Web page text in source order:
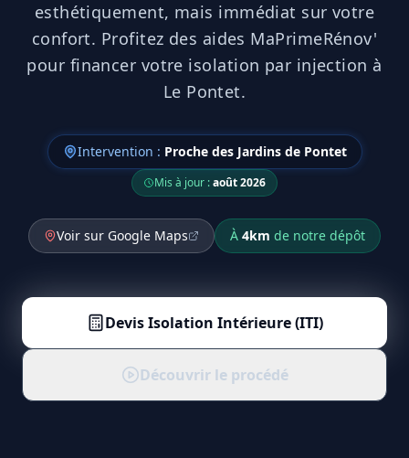
esthétiquement, mais immédiat sur votre
confort. Profitez des aides MaPrimeRénov'
pour financer votre isolation par injection à
Le Pontet.
Intervention : Proche des Jardins de Pontet
Mis à jour :août 2026
Voir sur Google Maps À 4km de notre dépôt
DevisIsolation Intérieure (ITI)
Découvrir le procédé